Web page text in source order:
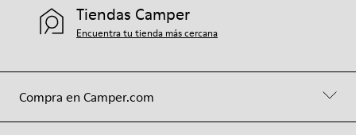
Compra en Camper.com
Tiendas Camper
Encuentra tu tienda más cercana